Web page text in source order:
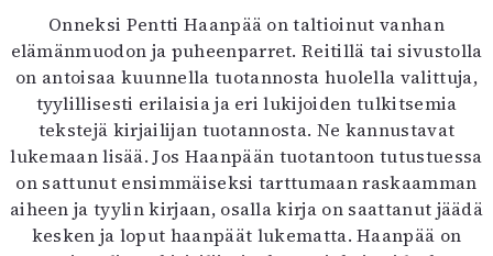
Onneksi Pentti Haanpää on taltioinut vanhan
elämänmuodon ja puheenparret. Reitillä tai sivustolla
on antoisaa kuunnella tuotannosta huolella valittuja,
tyylillisesti erilaisia ja eri lukijoiden tulkitsemia
tekstejä kirjailijan tuotannosta. Ne kannustavat
lukemaan lisää. Jos Haanpään tuotantoon tutustuessa
on sattunut ensimmäiseksi tarttumaan raskaamman
aiheen ja tyylin kirjaan, osalla kirja on saattanut jäädä
kesken ja loput haanpäät lukematta. Haanpää on